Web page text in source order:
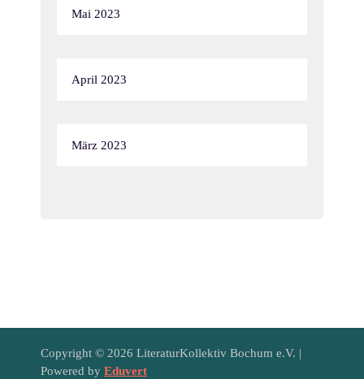
Mai 2023
April 2023
März 2023
Copyright © 2026 LiteraturKollektiv Bochum e.V. |
Powered by Eduvert